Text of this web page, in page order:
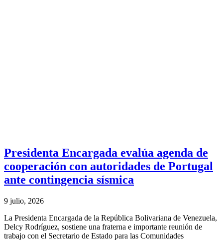
Presidenta Encargada evalúa agenda de
cooperación con autoridades de Portugal
ante contingencia sísmica
9 julio, 2026
La Presidenta Encargada de la República Bolivariana de Venezuela,
Delcy Rodríguez, sostiene una fraterna e importante reunión de
trabajo con el Secretario de Estado para las Comunidades